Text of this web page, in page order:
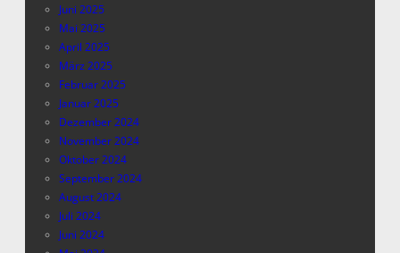
Juni 2025
Mai 2025
April 2025
März 2025
Februar 2025
Januar 2025
Dezember 2024
November 2024
Oktober 2024
September 2024
August 2024
Juli 2024
Juni 2024